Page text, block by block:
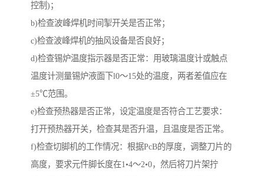
控制)；
b)检查波峰焊机时间掣开关是否正常；
c)检查波峰焊机的抽风设备是否良好；
d)检查锡炉温度指示器是否正常：用玻璃温度计或触点
温度计测量锡炉液面下l0～15处的温度，两者差值应在
±5℃范围。
e)检查预热器是否正常，设定温度是否符合工艺要求：
打开预热器开关，检查其是否升温，且温度是否正常。
f)检查切脚机的工作情况：根据PcB的厚度，调整刀片的
高度，要求元件脚长度在1•4～2•0，然后将刀片架拧